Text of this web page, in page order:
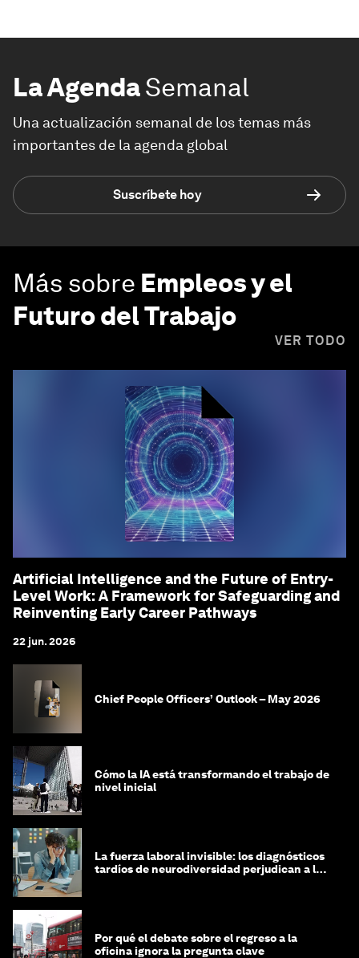
La AgendaSemanal
Una actualización semanal de los temas más
importantes de la agenda global
Suscríbete hoy
Más sobre Empleos y el
Futuro del Trabajo
VER TODO
Artificial Intelligence and the Future of Entry-
Level Work: A Framework for Safeguarding and
Reinventing Early Career Pathways
22 jun. 2026
Chief People Officers’ Outlook – May 2026
Cómo la IA está transformando el trabajo de
nivel inicial
La fuerza laboral invisible: los diagnósticos
tardíos de neurodiversidad perjudican a las
Por qué el debate sobre el regreso a la
oficina ignora la pregunta clave